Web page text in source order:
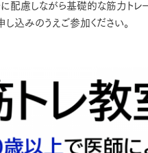
配慮しながら基礎的な筋力トレー
込みのうえご参加ください。